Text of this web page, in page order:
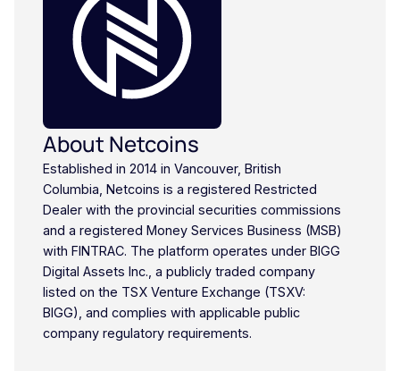
About Netcoins
Established in 2014 in Vancouver, British
Columbia, Netcoins is a registered Restricted
Dealer with the provincial securities commissions
and a registered Money Services Business (MSB)
with FINTRAC. The platform operates under BIGG
Digital Assets Inc., a publicly traded company
listed on the TSX Venture Exchange (TSXV:
BIGG), and complies with applicable public
company regulatory requirements.